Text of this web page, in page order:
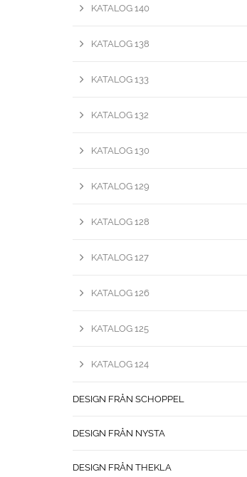
KATALOG 140
KATALOG 138
KATALOG 133
KATALOG 132
KATALOG 130
KATALOG 129
KATALOG 128
KATALOG 127
KATALOG 126
KATALOG 125
KATALOG 124
DESIGN FRÅN SCHOPPEL
DESIGN FRÅN NYSTA
DESIGN FRÅN THEKLA